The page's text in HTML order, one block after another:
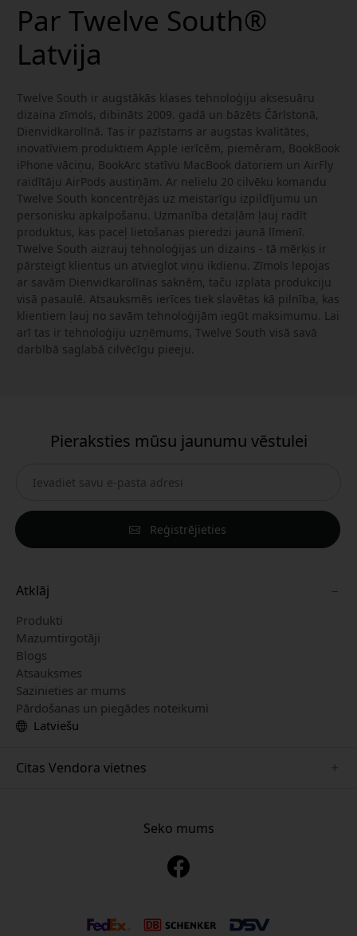
Par Twelve South®
Latvija
Twelve South ir augstākās klases tehnoloģiju aksesuāru
dizaina zīmols, dibināts 2009. gadā un bāzēts Čārlstonā,
Dienvidkarolīnā. Tas ir pazīstams ar augstas kvalitātes,
inovatīviem produktiem Apple ierīcēm, piemēram, BookBook
iPhone vāciņu, BookArc statīvu MacBook datoriem un AirFly
raidītāju AirPods austiņām. Ar nelielu 20 cilvēku komandu
Twelve South koncentrējas uz meistarīgu izpildījumu un
personisku apkalpošanu. Uzmanība detaļām ļauj radīt
produktus, kas paceļ lietošanas pieredzi jaunā līmenī.
Twelve South aizrauj tehnoloģijas un dizains - tā mērķis ir
pārsteigt klientus un atvieglot viņu ikdienu. Zīmols lepojas
ar savām Dienvidkarolīnas saknēm, taču izplata produkciju
visā pasaulē. Atsauksmēs ierīces tiek slavētas kā pilnība, kas
klientiem ļauj no savām tehnoloģijām iegūt maksimumu. Lai
arī tas ir tehnoloģiju uzņēmums, Twelve South visā savā
darbībā saglabā cilvēcīgu pieeju.
Pieraksties mūsu jaunumu vēstulei
Reģistrējieties
Atklāj
Produkti
Mazumtirgotāji
Blogs
Atsauksmes
Sazinieties ar mums
Pārdošanas un piegādes noteikumi
Latviešu
Citas Vendora vietnes
Seko mums